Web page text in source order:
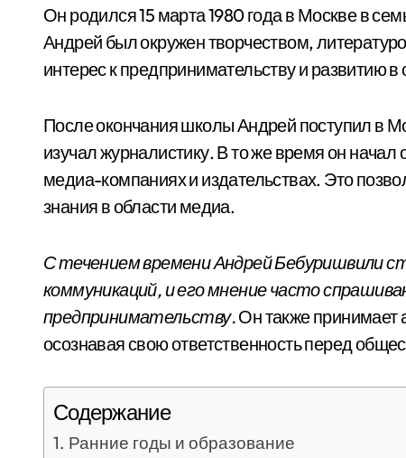
Он родился 15 марта 1980 года в Москве в
Андрей был окружен творчеством,
интерес к предпринимательству и развитию
После окончания школы Андрей поступил в
изучал журналистику. В то же время он начал
медиа-компаниях и издательствах. Это
знания в области медиа.
С течением времени Андрей Бебуришвили
коммуникаций, и его мнение часто
предпринимательству.Он также принимает
осознавая свою ответственность перед
Содержание
Ранние годы и образование